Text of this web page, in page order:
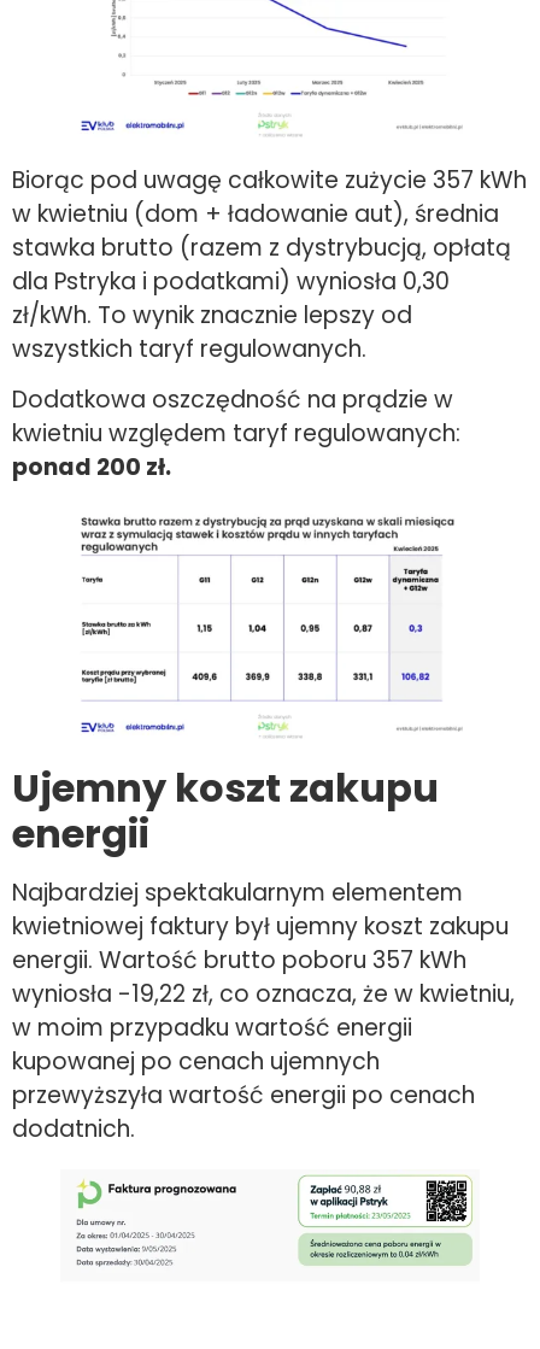
Biorąc pod uwagę całkowite zużycie 357 kWh
w kwietniu (dom + ładowanie aut), średnia
stawka brutto (razem z dystrybucją, opłatą
dla Pstryka i podatkami) wyniosła 0,30
zł/kWh. To wynik znacznie lepszy od
wszystkich taryf regulowanych.
Dodatkowa oszczędność na prądzie w
kwietniu względem taryf regulowanych:
ponad 200 zł.
Ujemny koszt zakupu
energii
Najbardziej spektakularnym elementem
kwietniowej faktury był ujemny koszt zakupu
energii. Wartość brutto poboru 357 kWh
wyniosła -19,22 zł, co oznacza, że w kwietniu,
w moim przypadku wartość energii
kupowanej po cenach ujemnych
przewyższyła wartość energii po cenach
dodatnich.